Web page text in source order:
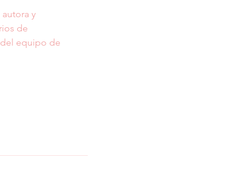
y
de
equipo de